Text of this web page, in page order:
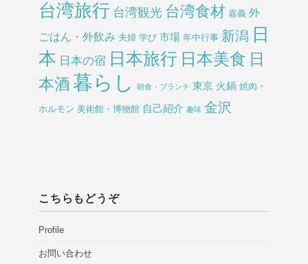
台湾旅行 台湾観光 台湾食材 嘉義 外
ごはん・外飲み 夫婦 学び 市場 年中行事 新潟 日
本 日本の宿 日本旅行 日本美食 日
本酒 暮らし 朝食・ブランチ 東京 火鍋 焼肉・
ホルモン 美術館・博物館 自己紹介 趣味 金沢
こちらもどうぞ
Profile
お問い合わせ